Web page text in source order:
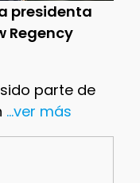
presidenta
Regency
parte de
...ver más